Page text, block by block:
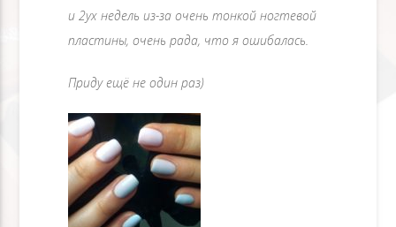
и 2ух недель из-за очень тонкой ногтевой
пластины, очень рада, что я ошибалась.
Приду ещё не один раз)